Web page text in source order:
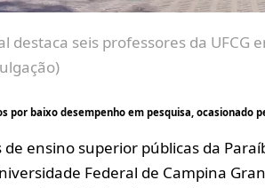
destaca seis professores da UFCG
por baixo desempenho em pesquisa, ocasionado
ensino superior públicas da
Federal de Campina